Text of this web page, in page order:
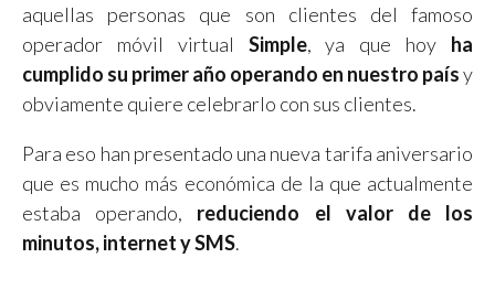
aquellas personas que son clientes del famoso
operador móvil virtual Simple, ya que hoy ha
cumplido su primer año operando en nuestro paísy
obviamente quiere celebrarlo con sus clientes.
Para eso han presentado una nueva tarifa aniversario
que es mucho más económica de la que actualmente
estaba operando, reduciendo el valor de los
minutos, internet y SMS.